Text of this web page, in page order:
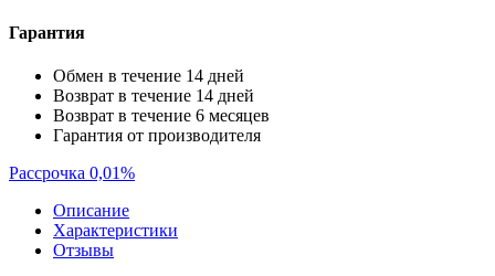
Гарантия
Обмен в течение 14 дней
Возврат в течение 14 дней
Возврат в течение 6 месяцев
Гарантия от производителя
Рассрочка 0,01%
Описание
Характеристики
Отзывы